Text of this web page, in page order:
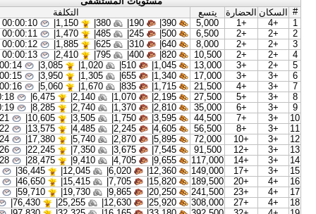
مستويات المستشفى
التكلفة
390|
190|
380|
1,150
|
00:00:10
500|
245|
485|
1,470
|
00:00:11
640|
310|
625|
1,885
|
00:00:12
820|
400|
795|
2,410
|
00:00:13
1,045|
510|
1,020|
3,085
|
00:00:14
1,340|
655|
1,305|
3,950
|
00:00:15
1,715|
835|
1,670|
5,060
|
00:00:16
2,195|
1,070|
2,140|
6,475
|
00:00:18
2,810|
1,370|
2,740|
8,285
|
00:00:19
3,595|
1,750|
3,505|
10,605
|
00:00:21
4,605|
2,245|
4,485|
13,575
|
00:00:22
5,895|
2,870|
5,740|
17,380
|
00:00:24
7,545|
3,675|
7,350|
22,245
|
00:00:26
9,655|
4,705|
9,410|
28,475
|
00:00:28